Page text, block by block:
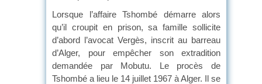
Lorsque l’affaire Tshombé démarre alors
qu’il croupit en prison, sa famille sollicite
d’abord l’avocat Vergès, inscrit au barreau
d’Alger, pour empêcher son extradition
demandée par Mobutu. Le procès de
Tshombé a lieu le 14 juillet 1967 à Alger. Il se